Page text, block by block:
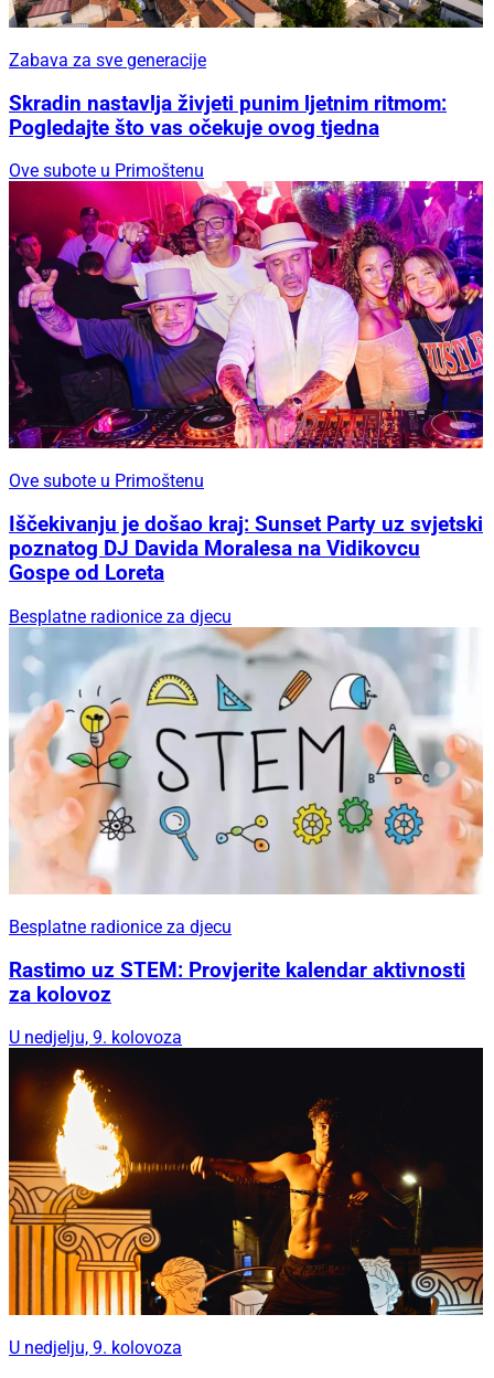
Zabava za sve generacije
Skradin nastavlja živjeti punim ljetnim ritmom:
Pogledajte što vas očekuje ovog tjedna
Ove subote u Primoštenu
Ove subote u Primoštenu
Iščekivanju je došao kraj: Sunset Party uz svjetski
poznatog DJ Davida Moralesa na Vidikovcu
Gospe od Loreta
Besplatne radionice za djecu
Besplatne radionice za djecu
Rastimo uz STEM: Provjerite kalendar aktivnosti
za kolovoz
U nedjelju, 9. kolovoza
U nedjelju, 9. kolovoza